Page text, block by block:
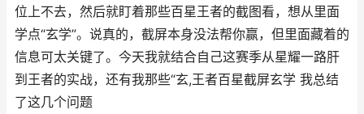
位上不去，然后就盯着那些百星王者的截图看，想从里面
学点“玄学”。说真的，截屏本身没法帮你赢，但里面藏着的
信息可太关键了。今天我就结合自己这赛季从星耀一路肝
到王者的实战，还有我那些“玄,王者百星截屏玄学 我总结
了这几个问题